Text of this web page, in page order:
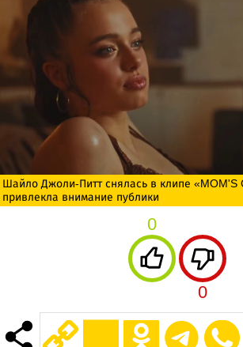
Шайло Джоли-Питт снялась в клипе «MOM'S
привлекла внимание публики
0
0